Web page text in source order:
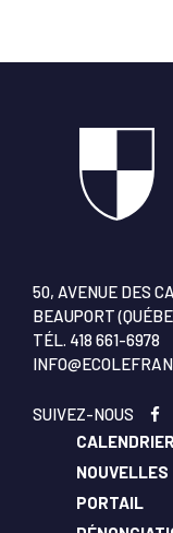
50, AVENUE DES
BEAUPORT
TÉL. 418 661-6978
SUIVEZ-NOUS
NOUVELLES
PORTAIL